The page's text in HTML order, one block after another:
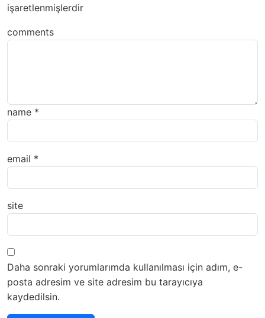
işaretlenmişlerdir
comments
name *
email *
site
Daha sonraki yorumlarımda kullanılması için adım, e-
posta adresim ve site adresim bu tarayıcıya
kaydedilsin.